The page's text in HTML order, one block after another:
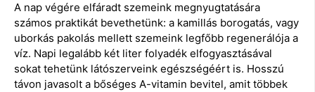
A nap végére elfáradt szemeink megnyugtatására
számos praktikát bevethetünk: a kamillás borogatás, vagy
uborkás pakolás mellett szemeink legfőbb regenerálója a
víz. Napi legalább két liter folyadék elfogyasztásával
sokat tehetünk látószerveink egészségéért is. Hosszú
távon javasolt a bőséges A-vitamin bevitel, amit többek